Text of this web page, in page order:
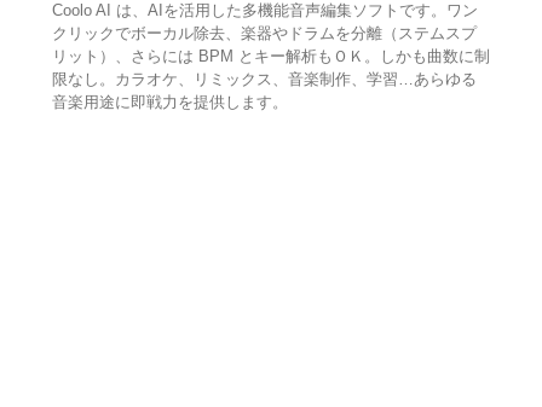
Coolo AI は、AIを活用した多機能音声編集ソフトです。ワン
クリックでボーカル除去、楽器やドラムを分離（ステムスプ
リット）、さらには BPM とキー解析もＯＫ。しかも曲数に制
限なし。カラオケ、リミックス、音楽制作、学習…あらゆる
音楽用途に即戦力を提供します。